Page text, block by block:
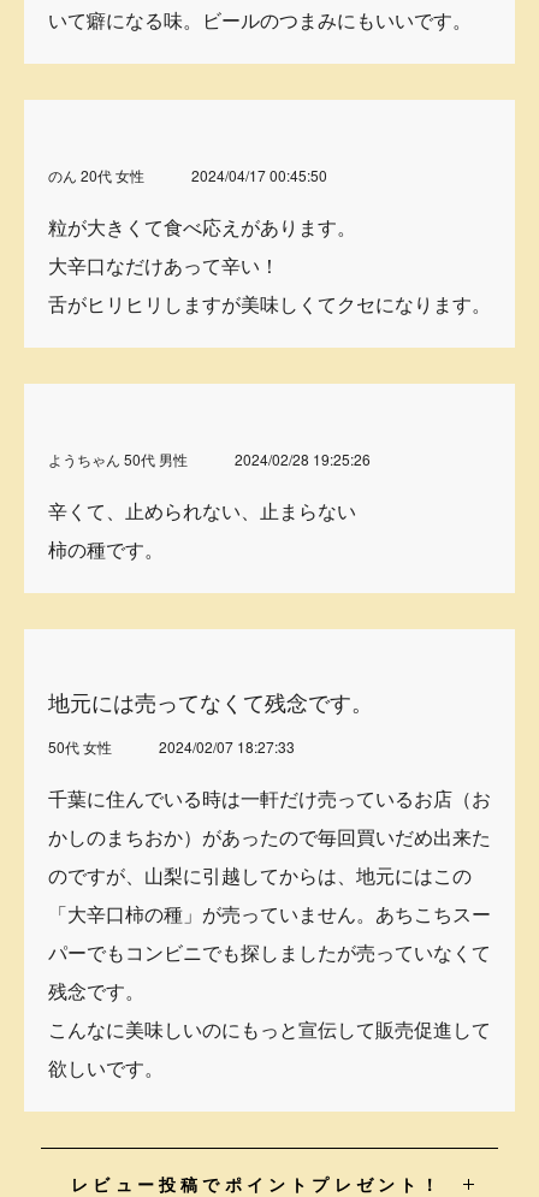
いて癖になる味。ビールのつまみにもいいです。
のん 20代 女性 2024/04/17 00:45:50
粒が大きくて食べ応えがあります。
大辛口なだけあって辛い！
舌がヒリヒリしますが美味しくてクセになります。
ようちゃん 50代 男性 2024/02/28 19:25:26
辛くて、止められない、止まらない
柿の種です。
地元には売ってなくて残念です。
50代 女性 2024/02/07 18:27:33
千葉に住んでいる時は一軒だけ売っているお店（お
かしのまちおか）があったので毎回買いだめ出来た
のですが、山梨に引越してからは、地元にはこの
「大辛口柿の種」が売っていません。あちこちスー
パーでもコンビニでも探しましたが売っていなくて
残念です。
こんなに美味しいのにもっと宣伝して販売促進して
欲しいです。
レビュー投稿でポイントプレゼント！